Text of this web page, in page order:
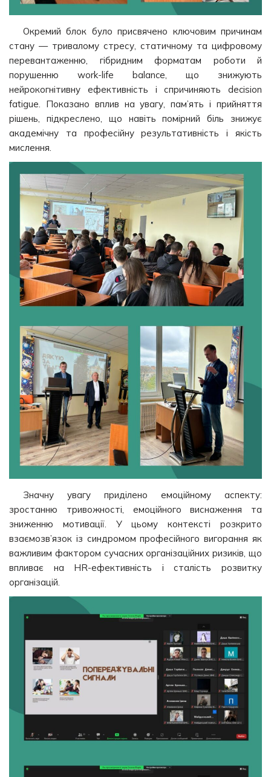
Окремий блок було присвячено ключовим причинам
стану — тривалому стресу, статичному та цифровому
перевантаженню, гібридним форматам роботи й
порушенню work-life balance, що знижують
нейрокогнітивну ефективність і спричиняють decision
fatigue. Показано вплив на увагу, пам’ять і прийняття
рішень, підкреслено, що навіть помірний біль знижує
академічну та професійну результативність і якість
мислення.
Значну увагу приділено емоційному аспекту:
зростанню тривожності, емоційного виснаження та
зниженню мотивації. У цьому контексті розкрито
взаємозв’язок із синдромом професійного вигорання як
важливим фактором сучасних організаційних ризиків, що
впливає на HR-ефективність і сталість розвитку
організацій.